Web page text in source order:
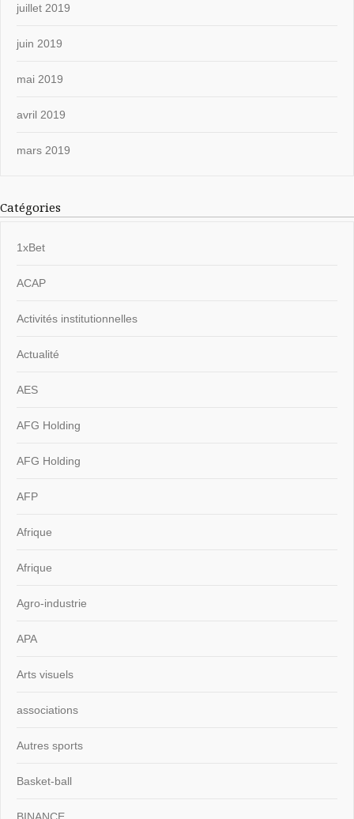
juillet 2019
juin 2019
mai 2019
avril 2019
mars 2019
Catégories
1xBet
ACAP
Activités institutionnelles
Actualité
AES
AFG Holding
AFG Holding
AFP
Afrique
Afrique
Agro-industrie
APA
Arts visuels
associations
Autres sports
Basket-ball